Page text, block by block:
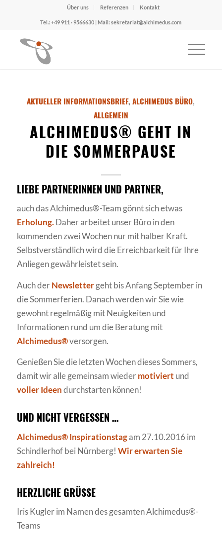
Über uns Referenzen Kontakt
Tel.: +49 911 · 9566630 | Mail: sekretariat@alchimedus.com
AKTUELLER INFORMATIONSBRIEF,ALCHIMEDUS BÜRO,
ALLGEMEIN
ALCHIMEDUS® GEHT IN
DIE SOMMERPAUSE
LIEBE PARTNERINNEN UND PARTNER,
auch das Alchimedus®-Team gönnt sich etwas
Erholung.Daher arbeitet unser Büro in den
kommenden zwei Wochen nur mit halber Kraft.
Selbstverständlich wird die Erreichbarkeit für Ihre
Anliegen gewährleistet sein.
Auch derNewslettergeht bis Anfang September in
die Sommerferien. Danach werden wir Sie wie
gewohnt regelmäßig mit Neuigkeiten und
Informationen rund um die Beratung mit
Alchimedus®versorgen.
Genießen Sie die letzten Wochen dieses Sommers,
damit wir alle gemeinsam wiedermotiviert und
voller Ideendurchstarten können!
UND NICHT VERGESSEN …
Alchimedus® Inspirationstagam 27.10.2016 im
Schindlerhof bei Nürnberg! Wir erwarten Sie
zahlreich!
HERZLICHE GRÜSSE
Iris Kugler im Namen des gesamten Alchimedus®-
Teams